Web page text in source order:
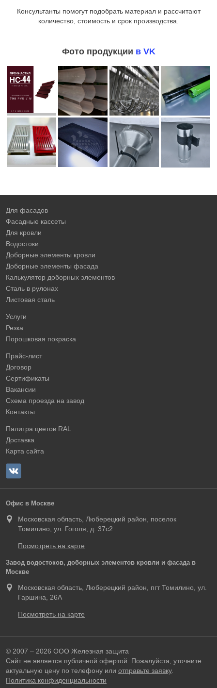
Консультанты помогут подобрать материал и рассчитают
количество, стоимость и срок производства.
Фото продукции в VK
Для фасадов
Фасадные кассеты
Для кровли
Водостоки
Доборные элементы кровли
Доборные элементы фасада
Калькулятор доборных элементов
Сталь в рулонах
Листовая сталь
Услуги
Резка
Порошковая покраска
Прайс-лист
Договор
Сертификаты
Вакансии
Схема проезда на завод
Контакты
Палитра цветов RAL
Доставка
Карта сайта
Офис в Москве
Московская область, Люберецкий район, поселок
Томилино, ул. Гоголя, д. 37с2
Посмотреть на карте
Завод водостоков, доборных элементов кровли и фасада в
Москве
Московская область, Люберецкий район, пгт Томилино, ул.
Гаршина, 26А
Посмотреть на карте
© 2007 – 2026 ООО Железная защита
Сайт не является публичной офертой. Пожалуйста, уточните
актуальную цену по телефону или отправьте заявку.
Политика конфиденциальности